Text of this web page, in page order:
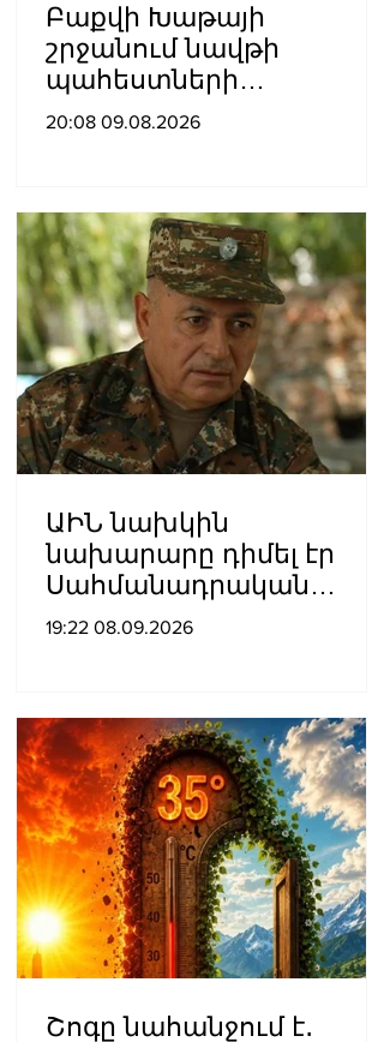
Բաքվի Խաթայի
շրջանում նավթի
պահեստների
տարածքում խոշոր
20:08 09.08.2026
ԱԻՆ նախկին
նախարարը դիմել էր
Սահմանադրական
դատարան․ գործի
19:22 08.09.2026
Շոգը նահանջում է․